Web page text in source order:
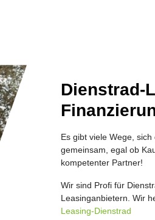
Dienstrad-
Es gibt viele Wege,
gemeinsam, egal ob
kompetenter Partner!
Wir sind Profi für
Leasinganbietern. Wir
Leasing-Dienstrad